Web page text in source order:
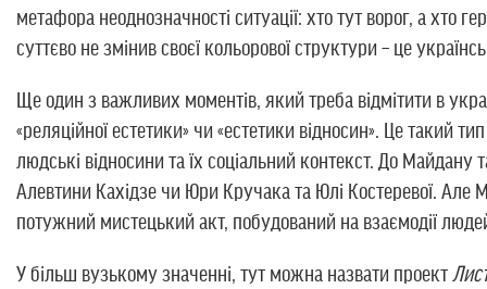
метафора неоднозначності ситуації: хто тут ворог, а хто
суттєво не змінив своєї кольорової структури – це
Ще один з важливих моментів, який треба відмітити в
«реляційної естетики» чи «естетики відносин». Це
людські відносини та їх соціальний контекст. До
Алевтини Кахідзе чи Юри Кручака та Юлі Костеревої.
потужний мистецький акт, побудований на взаємодії
У більш вузькому значенні, тут можна назвати проект